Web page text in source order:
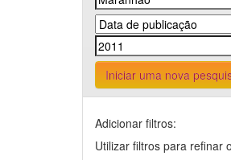
Iniciar uma nova
Adicionar filtros:
Utilizar filtros para refinar